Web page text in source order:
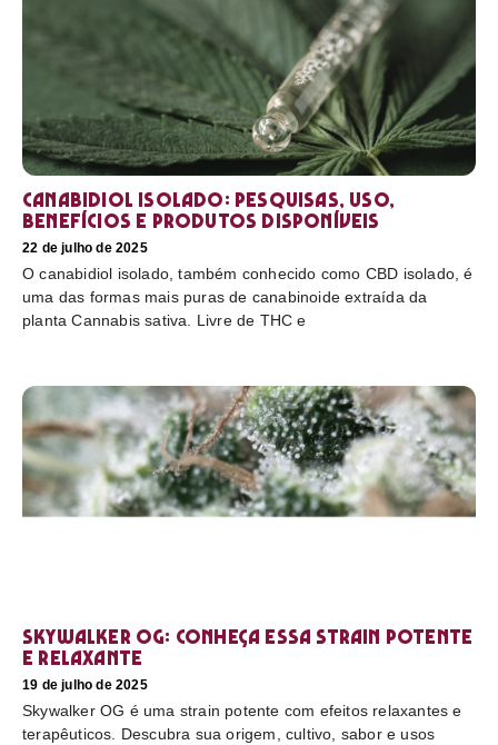
Canabidiol Isolado: pesquisas, uso,
benefícios e produtos disponíveis
22 de julho de 2025
O canabidiol isolado, também conhecido como CBD isolado, é
uma das formas mais puras de canabinoide extraída da
planta Cannabis sativa. Livre de THC e
Skywalker OG: conheça essa strain potente
e relaxante
19 de julho de 2025
Skywalker OG é uma strain potente com efeitos relaxantes e
terapêuticos. Descubra sua origem, cultivo, sabor e usos